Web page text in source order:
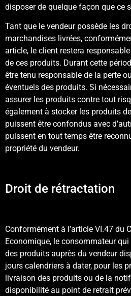
disposer de quelque façon que ce
Tant que le vendeur possède les
marchandises livrées,
article, le client restera
de ces produits. Durant cette
être tenu responsable de la perte
éventuels des produits. Si
assurer les produits contre tout
également à stocker les produits
puissent être confondus avec
puissent en tout temps être
propriété du vendeur.
Droit de rétractation
Conformément à l’article VI.47 du
Economique, le consommateur
des produits auprès du vendeur
jours calendriers à dater, pour les
livraison des produits ou de la
disponibilité au point de retrait